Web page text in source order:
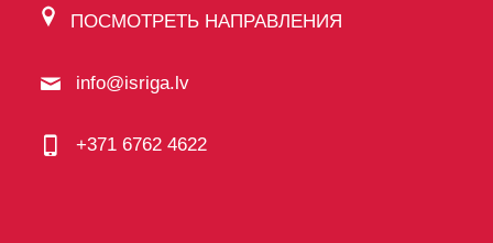
ПОСМОТРЕТЬ НАПРАВЛЕНИЯ
info@isriga.lv
+371 6762 4622